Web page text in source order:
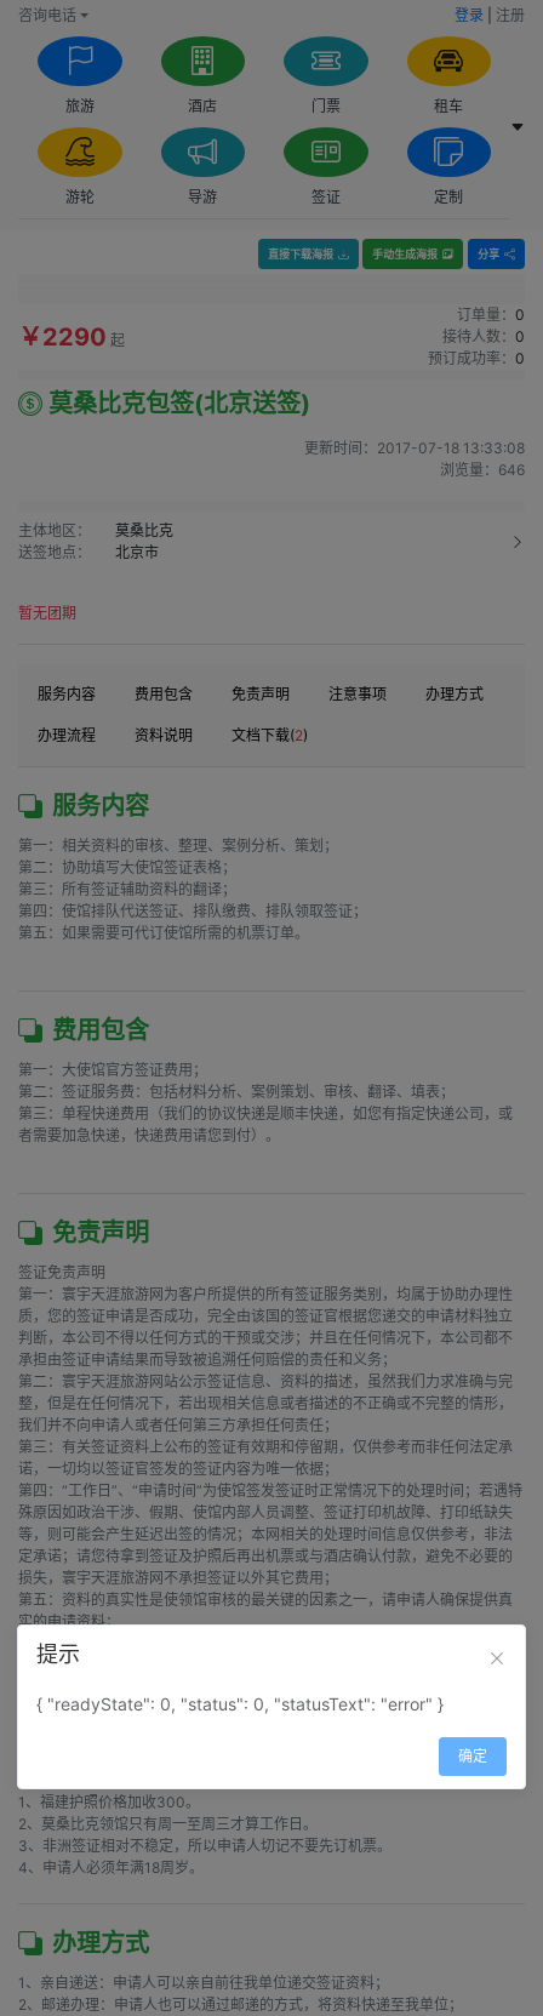
咨询电话 登录 注册
旅游 酒店 门票 租车
游轮 导游 签证 定制
直接下载海报 手动生成海报 分享
￥2290 起
订单量： 0
接待人数： 0
预订成功率： 0
莫桑比克包签(北京送签)
更新时间： 2017-07-18 13:33:08
浏览量： 646
主体地区：
莫桑比克
送签地点：
北京市
暂无团期
服务内容 费用包含 免责声明 注意事项 办理方式
办理流程 资料说明 文档下载(2)
服务内容
第一：相关资料的审核、整理、案例分析、策划；
第二：协助填写大使馆签证表格；
第三：所有签证辅助资料的翻译；
第四：使馆排队代送签证、排队缴费、排队领取签证；
第五：如果需要可代订使馆所需的机票订单。
费用包含
第一：大使馆官方签证费用；
第二：签证服务费：包括材料分析、案例策划、审核、翻译、填表；
第三：单程快递费用（我们的协议快递是顺丰快递，如您有指定快递公司，或
者需要加急快递，快递费用请您到付）。
免责声明
签证免责声明
第一：寰宇天涯旅游网为客户所提供的所有签证服务类别，均属于协助办理性
质，您的签证申请是否成功，完全由该国的签证官根据您递交的申请材料独立
判断，本公司不得以任何方式的干预或交涉；并且在任何情况下，本公司都不
承担由签证申请结果而导致被追溯任何赔偿的责任和义务；
第二：寰宇天涯旅游网站公示签证信息、资料的描述，虽然我们力求准确与完
整，但是在任何情况下，若出现相关信息或者描述的不正确或不完整的情形，
我们并不向申请人或者任何第三方承担任何责任；
第三：有关签证资料上公布的签证有效期和停留期，仅供参考而非任何法定承
诺，一切均以签证官签发的签证内容为唯一依据；
第四：“工作日”、“申请时间”为使馆签发签证时正常情况下的处理时间；若遇特
殊原因如政治干涉、假期、使馆内部人员调整、签证打印机故障、打印纸缺失
等，则可能会产生延迟出签的情况；本网相关的处理时间信息仅供参考，非法
定承诺；请您待拿到签证及护照后再出机票或与酒店确认付款，避免不必要的
损失，寰宇天涯旅游网不承担签证以外其它费用；
第五：资料的真实性是使领馆审核的最关键的因素之一，请申请人确保提供真
实的申请资料；
第六：寰宇天涯旅游网在收取申请人资料后，经二次审核发现不符合签证申请
资格的，保留作出不受理申请人签证申请决定的权利；
1、福建护照价格加收300。
2、莫桑比克领馆只有周一至周三才算工作日。
3、非洲签证相对不稳定，所以申请人切记不要先订机票。
4、申请人必须年满18周岁。
办理方式
1、亲自递送：申请人可以亲自前往我单位递交签证资料；
2、邮递办理：申请人也可以通过邮递的方式，将资料快递至我单位；
提示
{ "readyState": 0, "status": 0, "statusText": "error" }
确定